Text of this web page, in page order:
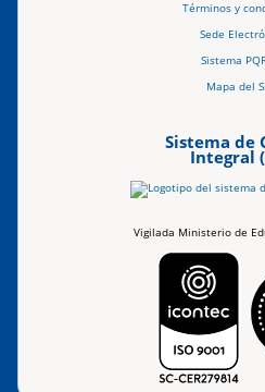
Términos y
Sede
Sistema
Mapa del
Sistema de
Integral
Vigilada Ministerio de